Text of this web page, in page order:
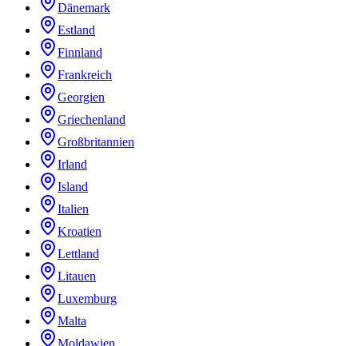
Dänemark
Estland
Finnland
Frankreich
Georgien
Griechenland
Großbritannien
Irland
Island
Italien
Kroatien
Lettland
Litauen
Luxemburg
Malta